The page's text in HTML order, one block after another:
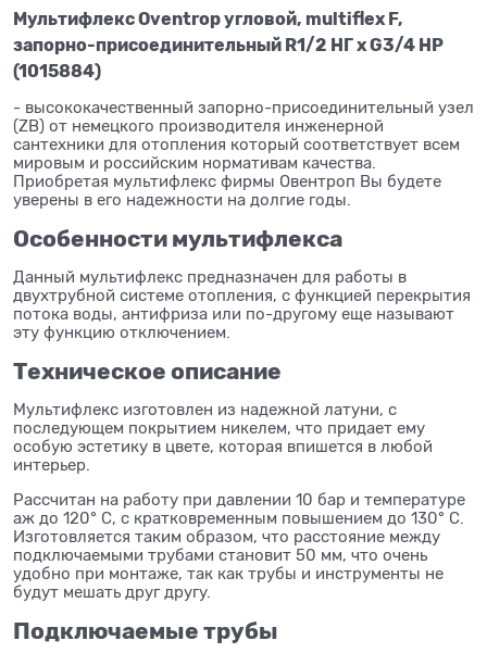
Мультифлекс Oventrop угловой, multiflex F,
запорно-присоединительный R1/2 НГ x G3/4 НР
(1015884)
- высококачественный запорно-присоединительный узел
(ZB) от немецкого производителя инженерной
сантехники для отопления который соответствует всем
мировым и российским нормативам качества.
Приобретая мультифлекс фирмы Овентроп Вы будете
уверены в его надежности на долгие годы.
Особенности мультифлекса
Данный мультифлекс предназначен для работы в
двухтрубной системе отопления, с функцией перекрытия
потока воды, антифриза или по-другому еще называют
эту функцию отключением.
Техническое описание
Мультифлекс изготовлен из надежной латуни, с
последующем покрытием никелем, что придает ему
особую эстетику в цвете, которая впишется в любой
интерьер.
Рассчитан на работу при давлении 10 бар и температуре
аж до 120° С, с кратковременным повышением до 130° С.
Изготовляется таким образом, что расстояние между
подключаемыми трубами становит 50 мм, что очень
удобно при монтаже, так как трубы и инструменты не
будут мешать друг другу.
Подключаемые трубы